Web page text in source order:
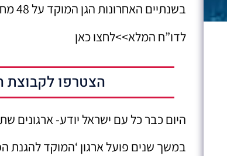
בשנתיים האחרונות הגן המוקד על 48 מחבלים שרצחו 500 בני אדם.
לדו”ח המלא>>לחצו כאן
הצטרפו
היום כבר כל עם ישראל יודע- ארגונים
במשך שנים פועל ארגון ‘המוקד להגנת